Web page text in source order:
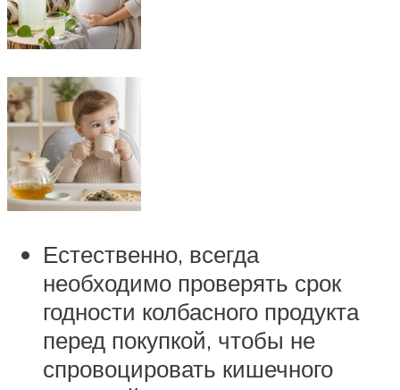
Естественно, всегда
необходимо проверять срок
годности колбасного продукта
перед покупкой, чтобы не
спровоцировать кишечного